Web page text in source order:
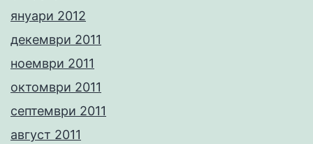
януари 2012
декември 2011
ноември 2011
октомври 2011
септември 2011
август 2011